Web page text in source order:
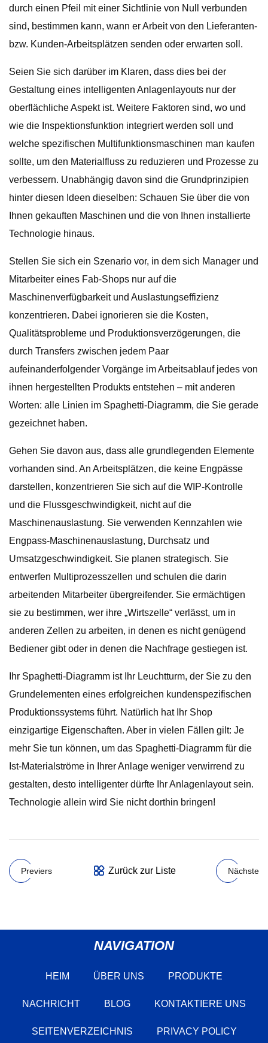
durch einen Pfeil mit einer Sichtlinie von Null verbunden
sind, bestimmen kann, wann er Arbeit von den Lieferanten-
bzw. Kunden-Arbeitsplätzen senden oder erwarten soll.
Seien Sie sich darüber im Klaren, dass dies bei der
Gestaltung eines intelligenten Anlagenlayouts nur der
oberflächliche Aspekt ist. Weitere Faktoren sind, wo und
wie die Inspektionsfunktion integriert werden soll und
welche spezifischen Multifunktionsmaschinen man kaufen
sollte, um den Materialfluss zu reduzieren und Prozesse zu
verbessern. Unabhängig davon sind die Grundprinzipien
hinter diesen Ideen dieselben: Schauen Sie über die von
Ihnen gekauften Maschinen und die von Ihnen installierte
Technologie hinaus.
Stellen Sie sich ein Szenario vor, in dem sich Manager und
Mitarbeiter eines Fab-Shops nur auf die
Maschinenverfügbarkeit und Auslastungseffizienz
konzentrieren. Dabei ignorieren sie die Kosten,
Qualitätsprobleme und Produktionsverzögerungen, die
durch Transfers zwischen jedem Paar
aufeinanderfolgender Vorgänge im Arbeitsablauf jedes von
ihnen hergestellten Produkts entstehen – mit anderen
Worten: alle Linien im Spaghetti-Diagramm, die Sie gerade
gezeichnet haben.
Gehen Sie davon aus, dass alle grundlegenden Elemente
vorhanden sind. An Arbeitsplätzen, die keine Engpässe
darstellen, konzentrieren Sie sich auf die WIP-Kontrolle
und die Flussgeschwindigkeit, nicht auf die
Maschinenauslastung. Sie verwenden Kennzahlen wie
Engpass-Maschinenauslastung, Durchsatz und
Umsatzgeschwindigkeit. Sie planen strategisch. Sie
entwerfen Multiprozesszellen und schulen die darin
arbeitenden Mitarbeiter übergreifender. Sie ermächtigen
sie zu bestimmen, wer ihre „Wirtszelle“ verlässt, um in
anderen Zellen zu arbeiten, in denen es nicht genügend
Bediener gibt oder in denen die Nachfrage gestiegen ist.
Ihr Spaghetti-Diagramm ist Ihr Leuchtturm, der Sie zu den
Grundelementen eines erfolgreichen kundenspezifischen
Produktionssystems führt. Natürlich hat Ihr Shop
einzigartige Eigenschaften. Aber in vielen Fällen gilt: Je
mehr Sie tun können, um das Spaghetti-Diagramm für die
Ist-Materialströme in Ihrer Anlage weniger verwirrend zu
gestalten, desto intelligenter dürfte Ihr Anlagenlayout sein.
Technologie allein wird Sie nicht dorthin bringen!
Previers Zurück zur Liste Nächste
NAVIGATION
HEIM ÜBER UNS PRODUKTE
NACHRICHT BLOG KONTAKTIERE UNS
SEITENVERZEICHNIS PRIVACY POLICY